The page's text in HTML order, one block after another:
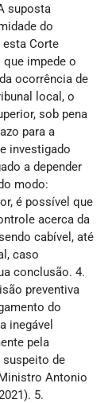
suposta
do
Corte
que impede o
ocorrência de
local, o
sob pena
para a
investigado
a depender
modo:
é possível que
acerca da
cabível, até
caso
conclusão. 4.
preventiva
do
inegável
pela
de
Antonio
5.